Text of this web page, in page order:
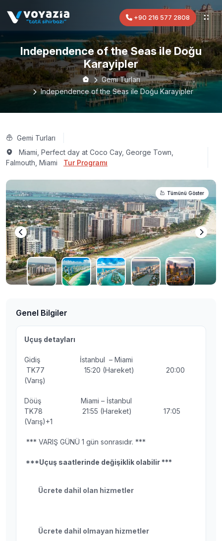
+90 216 577 2808
Independence of the Seas ile Doğu
Karayipler
Gemi Turları
Independence of the Seas ile Doğu Karayipler
Gemi Turları
Miami, Perfect day at Coco Cay, George Town,
Falmouth, Miami
Tur Programı
Tümünü Göster
Genel Bilgiler
Uçuş detayları
Gidiş İstanbul – Miami
TK77 15:20 (Hareket) 20:00
(Varış)
Döüş Miami – İstanbul
TK78 21:55 (Hareket) 17:05
(Varış)+1
*** VARIŞ GÜNÜ 1 gün sonrasıdır. ***
***Uçuş saatlerinde değişiklik olabilir ***
Ücrete dahil olan hizmetler
Ücrete dahil olmayan hizmetler